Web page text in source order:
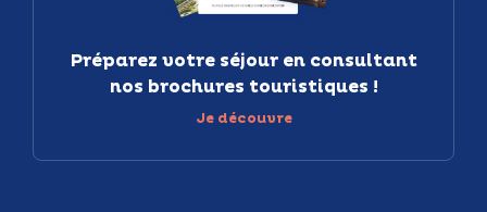
Préparez votre séjour en consultant
nos brochures touristiques !
Je découvre